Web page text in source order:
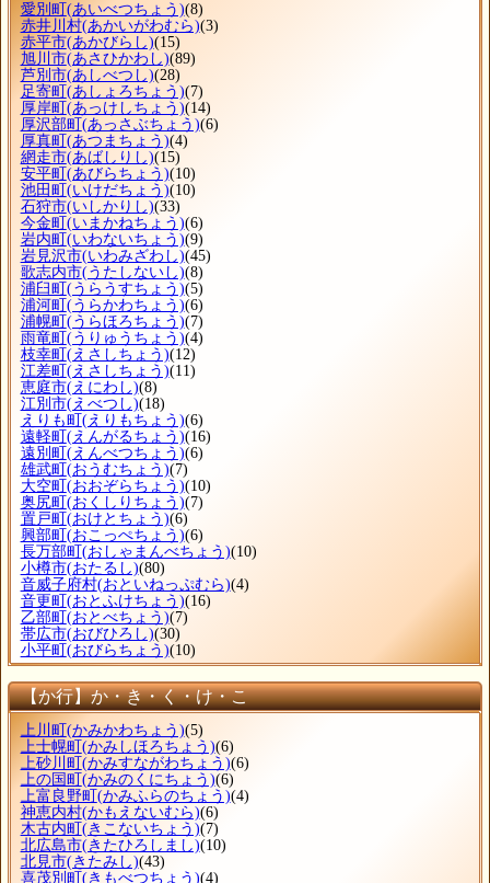
愛別町 (あいべつちょう)(8)
赤井川村(あかいがわむら)(3)
赤平市(あかびらし)(15)
旭川市(あさひかわし)(89)
芦別市(あしべつし)(28)
足寄町 (あしょろちょう)(7)
厚岸町 (あっけしちょう)(14)
厚沢部町 (あっさぶちょう)(6)
厚真町 (あつまちょう)(4)
網走市(あばしりし)(15)
安平町 (あびらちょう)(10)
池田町 (いけだちょう)(10)
石狩市(いしかりし)(33)
今金町 (いまかねちょう)(6)
岩内町 (いわないちょう)(9)
岩見沢市(いわみざわし)(45)
歌志内市(うたしないし)(8)
浦臼町 (うらうすちょう)(5)
浦河町 (うらかわちょう)(6)
浦幌町 (うらほろちょう)(7)
雨竜町 (うりゅうちょう)(4)
枝幸町 (えさしちょう)(12)
江差町 (えさしちょう)(11)
恵庭市(えにわし)(8)
江別市(えべつし)(18)
えりも町 (えりもちょう)(6)
遠軽町 (えんがるちょう)(16)
遠別町 (えんべつちょう)(6)
雄武町 (おうむちょう)(7)
大空町 (おおぞらちょう)(10)
奥尻町 (おくしりちょう)(7)
置戸町 (おけとちょう)(6)
興部町 (おこっぺちょう)(6)
長万部町 (おしゃまんべちょう)(10)
小樽市(おたるし)(80)
音威子府村(おといねっぷむら)(4)
音更町 (おとふけちょう)(16)
乙部町 (おとべちょう)(7)
帯広市(おびひろし)(30)
小平町 (おびらちょう)(10)
【か行】か・き・く・け・こ
上川町 (かみかわちょう)(5)
上士幌町 (かみしほろちょう)(6)
上砂川町 (かみすながわちょう)(6)
上の国町 (かみのくにちょう)(6)
上富良野町 (かみふらのちょう)(4)
神恵内村(かもえないむら)(6)
木古内町 (きこないちょう)(7)
北広島市(きたひろしまし)(10)
北見市(きたみし)(43)
喜茂別町 (きもべつちょう)(4)